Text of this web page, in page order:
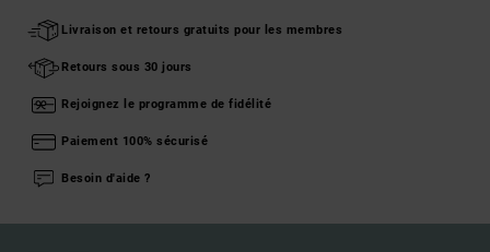
Livraison et retours gratuits pour les membres
Retours sous 30 jours
Rejoignez le programme de fidélité
Paiement 100% sécurisé
Besoin d'aide ?